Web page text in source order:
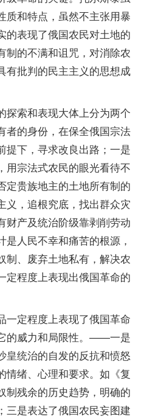
质和特点，虽然不主张用暴
的表现了俄国农民对土地的
制的不满和诅咒，对消除农
有批判的民主主义的思想成
索和表现大体上分为两个
者的身份，在保全俄国宗法
提下，寻求改良出路；一是
用宗法式农民的眼光看待不
定贵族地主的土地所有制的
义，追根究底，找出群众灾
财产及统治阶级靠剥削劳动
是人民不幸和痛苦的根源，
制、废弃土地私有，解决农
定程度上表现出俄国革命的
定程度上表现了俄国革命
的威力和局限性。——一是
皇统治的自发的反抗和愤怒
情绪、心理和要求。如《复
制残余的历史趋势，明确的
三是表达了俄国农民妄图建